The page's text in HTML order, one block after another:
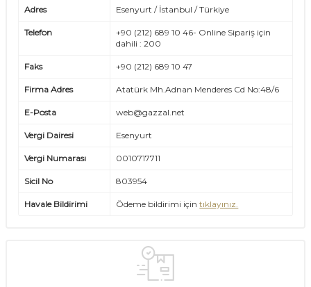
Adres Esenyurt / İstanbul / Türkiye
Telefon
+90 (212) 689 10 46- Online Sipariş için
dahili : 200
Faks +90 (212) 689 10 47
Firma Adres Atatürk Mh.Adnan Menderes Cd No:48/6
E-Posta web@gazzal.net
Vergi Dairesi Esenyurt
Vergi Numarası 0010717711
Sicil No 803954
Havale Bildirimi Ödeme bildirimi içintıklayınız.